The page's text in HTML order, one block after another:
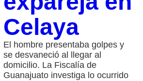
Celaya
El hombre presentaba golpes y
se desvaneció al llegar al
domicilio. La Fiscalía de
Guanajuato investiga lo ocurrido